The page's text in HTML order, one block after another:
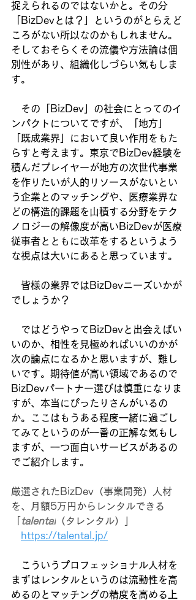
捉えられるのではないかと。その分
「BizDevとは？」というのがとらえど
ころがない所以なのかもしれません。
そしておそらくその流儀や方法論は個
別性があり、組織化しづらい気もしま
す。
その「BizDev」の社会にとってのイ
ンパクトについてですが、「地方」
「既成業界」において良い作用をもた
らすと考えます。東京でBizDev経験を
積んだプレイヤーが地方の次世代事業
を作りたいが人的リソースがないとい
う企業とのマッチングや、医療業界な
どの構造的課題を山積する分野をテク
ノロジーの解像度が高いBizDevが医療
従事者とともに改革をするというよう
な視点は大いにあると思っています。
皆様の業界ではBizDevニーズいかが
でしょうか？
ではどうやってBizDevと出会えばい
いのか、相性を見極めればいいのかが
次の論点になるかと思いますが、難し
いです。期待値が高い領域であるので
BizDevパートナー選びは慎重になりま
すが、本当にぴったりさんがいるの
か。ここはもうある程度一緒に過ごし
てみてというのが一番の正解な気もし
ますが、一つ面白いサービスがあるの
でご紹介します。
厳選されたBizDev（事業開発）人材
を、月額5万円からレンタルできる
talental （タレンタル）」
https://talental.jp/
こういうプロフェッショナル人材を
まずはレンタルというのは流動性を高
めるのとマッチングの精度を高める上